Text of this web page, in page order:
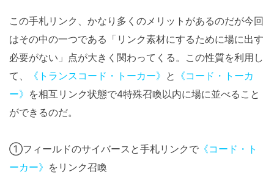
この手札リンク、かなり多くのメリットがあるのだが今回
はその中の一つである「リンク素材にするために場に出す
必要がない」点が大きく関わってくる。この性質を利用し
て、
《トランスコード・トーカー》 と 《コード・トーカ
ー》 を相互リンク状態で4特殊召喚以内に場に並べること
ができるのだ。
①フィールドのサイバースと手札リンクで 《コード・ト
ーカー》 をリンク召喚